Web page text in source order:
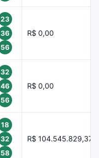
23
36
56
R$ 0,00
32
46
56
R$ 0,00
18
32
58
R$ 104.545.829,37